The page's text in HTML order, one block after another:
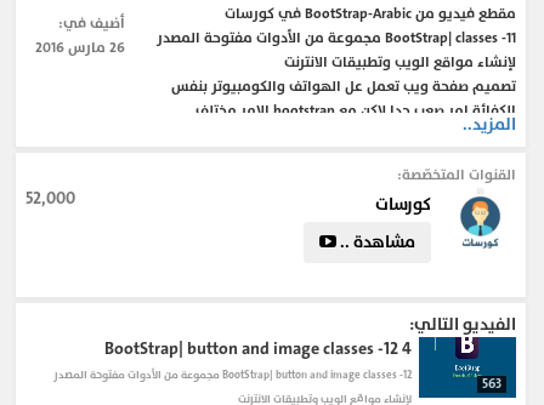
أضيف في:
26 مارس 2016
مقطع فيديو من BootStrap-Arabic في كورسات
11- BootStrap| classes مجموعة من الأدوات مفتوحة المصدر
لإنشاء مواقع الويب وتطبيقات الانترنت
تصميم صفحة ويب تعمل عل الهواتف والكومبيوتر بنفس
الكفائة امر صعب جدا لاكن مع bootstrap الامر مختلف
#BootStrap_in_Arabic
#bootstrap_arabic_template
#arabic_bootstrap_3#bootstrap_4
#bootstrap_3_tutorial #bootstrap_3_form
المزيد..
القنوات المتخصّصة:
52,000
كورسات
مشاهدة ..
الفيديو التالي:
563
4
12- BootStrap| button and image classes
12- BootStrap| button and image classes مجموعة من الأدوات مفتوحة المصدر
لإنشاء مواقع الويب وتطبيقات الانترنت